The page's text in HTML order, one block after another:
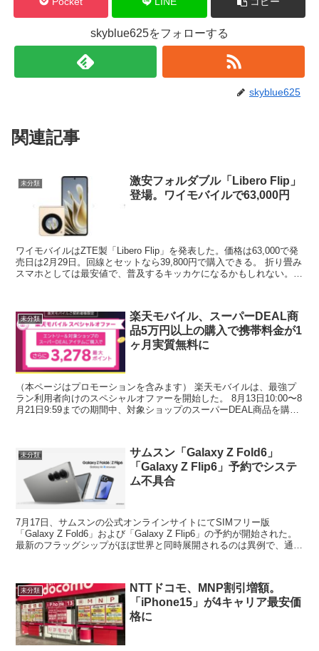
skyblue625をフォローする
skyblue625
関連記事
未分類
激安フォルダブル「Libero Flip」
登場。ワイモバイルで63,000円
ワイモバイルはZTE製「Libero Flip」を発表した。価格は63,000で発
売日は2月29日。回線とセットなら39,800円で購入できる。 折り畳み
スマホとしては最安値で、普及するキッカケになるかもしれない。そ
未分類
楽天モバイル、スーパーDEAL商
品5万円以上の購入で携帯料金が1
ヶ月実質無料に
（本ページはプロモーションを含みます） 楽天モバイルは、最強プ
ラン利用者向けのスペシャルオファーを開始した。 8月13日10:00〜8
月21日9:59までの期間中、対象ショップのスーパーDEAL商品を購入
未分類
サムスン「Galaxy Z Fold6」
「Galaxy Z Flip6」予約でシステ
ム不具合
7月17日、サムスンの公式オンラインサイトにてSIMフリー版
「Galaxy Z Fold6」および「Galaxy Z Flip6」の予約が開始された。
最新のフラッグシップがほぼ世界と同時展開されるのは異例で、通信
未分類
NTTドコモ、MNP割引増額。
「iPhone15」が4キャリア最安価
格に